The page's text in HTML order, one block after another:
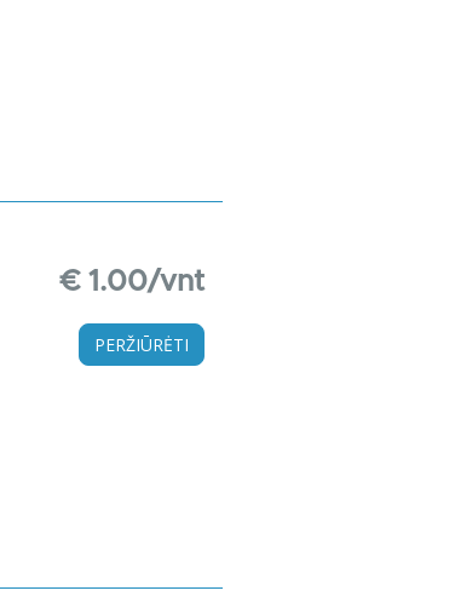
€ 1.00/vnt
PERŽIŪRĖTI